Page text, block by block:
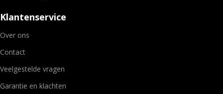
Klantenservice
Over ons
Contact
Veelgestelde vragen
Garantie en klachten